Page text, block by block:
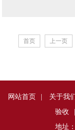
首页 上一页
网站首页 关于我
验收
地址